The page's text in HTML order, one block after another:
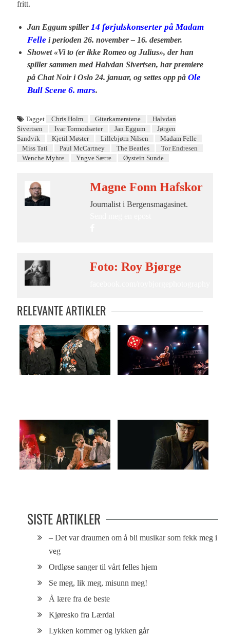
fritt.
Jan Eggum spiller 14 førjulskonserter på Madam
Felle i perioden 26. november – 16. desember.
Showet «Vi to (er ikke Romeo og Julius», der han
spiller sammen med Halvdan Sivertsen, har premiere
på Chat Noir i Oslo 24. januar, og settes opp påOle
Bull Scene 6. mars.
Tagget Chris Holm Gitarkameratene
Halvdan
Sivertsen
Ivar Tormodsæter Jan Eggum
Jørgen
Sandvik
Kjetil Møster Lillebjørn Nilsen
Madam Felle
Miss Tati
Paul McCartney The Beatles
Tor Endresen
Wenche Myhre
Yngve Sætre Øystein Sunde
Magne Fonn Hafskor
Journalist i Bergensmagasinet.
Foto: Roy Bjørge
RELEVANTE ARTIKLER
SISTE ARTIKLER
– Det var draumen om å bli musikar som fekk meg i
veg
Ordløse sanger til vårt felles hjem
Se meg, lik meg, misunn meg!
Å lære fra de beste
Kjøresko fra Lærdal
Lykken kommer og lykken går